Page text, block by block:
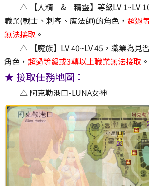
△ 【人精 & 精靈】等級LV 1~LV 10
職業(戰士、刺客、魔法師)的角色， 超過
無法接取 。
△ 【魔族】LV 40~LV 45，職業為見
角色， 超過等級或3轉以上職業無法接取 。
★接取任務地圖：
△ 阿克勒港口-LUNA女神